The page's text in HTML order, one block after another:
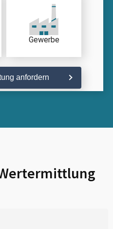
Gewerbe
anfordern